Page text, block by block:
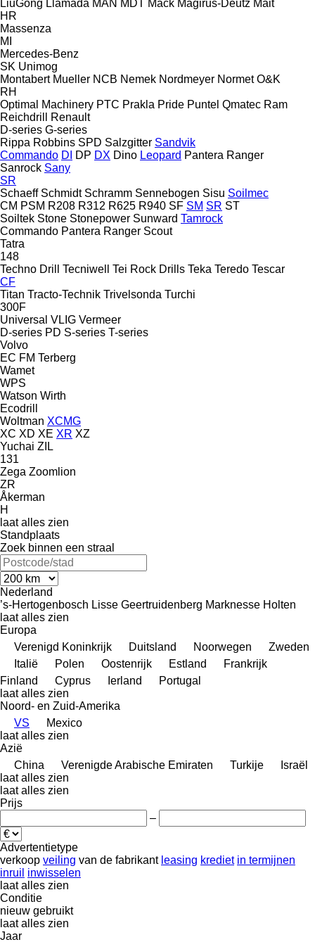
LiuGong Llamada MAN MDT Mack Magirus-Deutz Mait
HR
Massenza
MI
Mercedes-Benz
SK Unimog
Montabert Mueller NCB Nemek Nordmeyer Normet O&K
RH
Optimal Machinery PTC Prakla Pride Puntel Qmatec Ram
Reichdrill
Renault
D-series G-series
Rippa Robbins SPD Salzgitter Sandvik
Commando DI DP DX Dino Leopard Pantera Ranger
Sanrock Sany
SR
Schaeff Schmidt Schramm Sennebogen Sisu Soilmec
CM PSM R208 R312 R625 R940 SF SM SR ST
Soiltek Stone Stonepower Sunward Tamrock
Commando Pantera Ranger Scout
Tatra
148
Techno Drill
Tecniwell Tei Rock Drills Teka Teredo Tescar
CF
Titan Tracto-Technik Trivelsonda Turchi
300F
Universal VLIG Vermeer
D-series PD S-series T-series
Volvo
EC FM Terberg
Wamet
WPS
Watson Wirth
Ecodrill
Woltman XCMG
XC XD XE XR XZ
Yuchai ZIL
131
Zega Zoomlion
ZR
Åkerman
H
laat alles zien
Standplaats
Zoek binnen een straal
Nederland
’s-Hertogenbosch Lisse Geertruidenberg Marknesse Holten
laat alles zien
Europa
Verenigd Koninkrijk
Duitsland Noorwegen
Zweden
Italië
Polen Oostenrijk Estland
Frankrijk
Finland
Cyprus Ierland
Portugal
laat alles zien
Noord- en Zuid-Amerika
VS
Mexico
laat alles zien
Azië
China
Verenigde Arabische Emiraten Turkije
Israël
laat alles zien
laat alles zien
Prijs
–
Advertentietype
verkoop veiling van de fabrikant leasing krediet in termijnen
inruil inwisselen
laat alles zien
Conditie
nieuw gebruikt
laat alles zien
Jaar